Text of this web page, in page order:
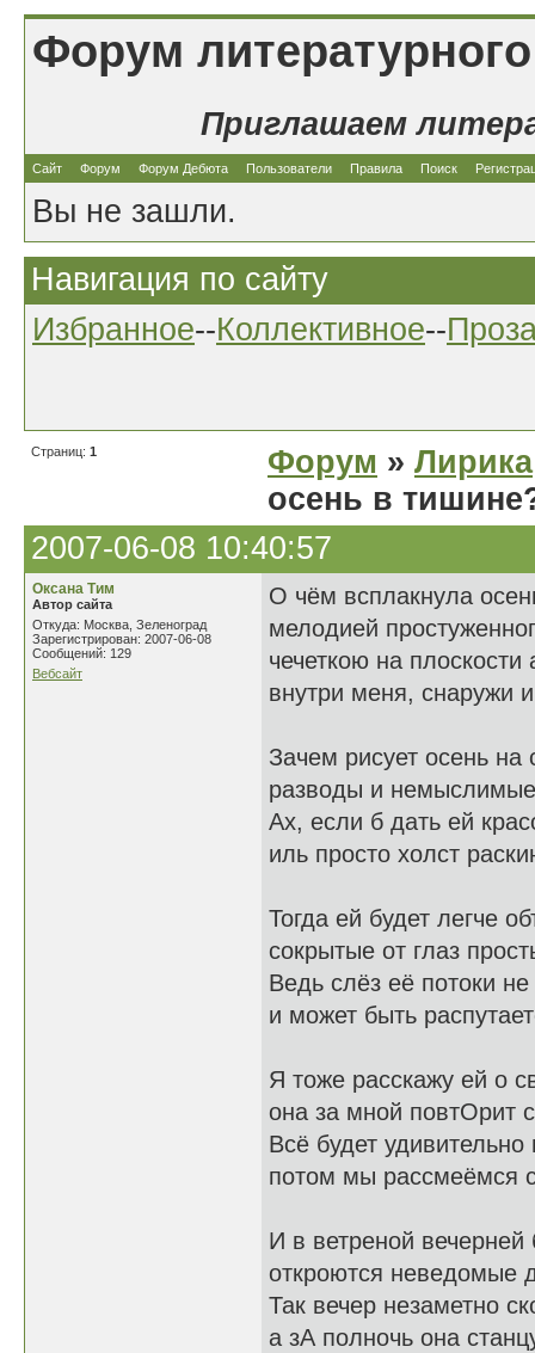
Форум
Приглашаем
Сайт Форум Форум Дебюта Пользователи Правила Поиск
Вы не зашли.
Навигация по сайту
Избранное--Коллективное--
Страниц: 1 Форум » Лирика
осень в
2007-06-08 10:40:57
Оксана Тим
Автор сайта
Откуда: Москва, Зеленоград
Зарегистрирован: 2007-06-08
Сообщений: 129
Вебсайт
О чём всплакнула
мелодией
чечеткою на плоскости
внутри меня, снаружи
Зачем рисует осень на
разводы и
Ах, если б дать ей
иль просто холст
Тогда ей будет легче
сокрытые от глаз
Ведь слёз её потоки
и может быть
Я тоже расскажу ей о
она за мной повтОрит
Всё будет удивительно
потом мы рассмеёмся
И в ветреной вечерней
откроются неведомые
Так вечер незаметно
а зА полночь она